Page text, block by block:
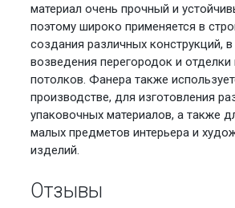
материал очень прочный и
поэтому широко применяется в
создания различных конструкций,
возведения перегородок и отделки
потолков. Фанера также
производстве, для изготовления
упаковочных материалов, а также
малых предметов интерьера и
изделий.
Отзывы